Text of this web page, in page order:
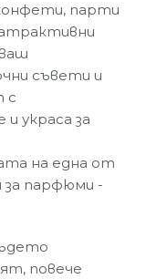
парти
съвети и
с
украса за
на една от
за парфюми -
повече